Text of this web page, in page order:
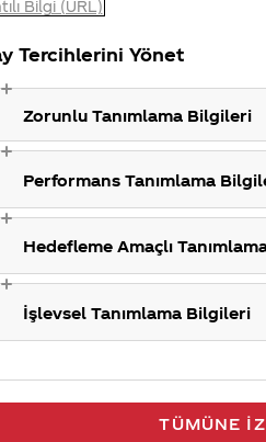
Bilgi (URL)
Tercihlerini Yönet
Zorunlu Tanımlama Bilgileri
Performans Tanımlama
Hedefleme Amaçlı
İşlevsel Tanımlama Bilgileri
TÜMÜNE